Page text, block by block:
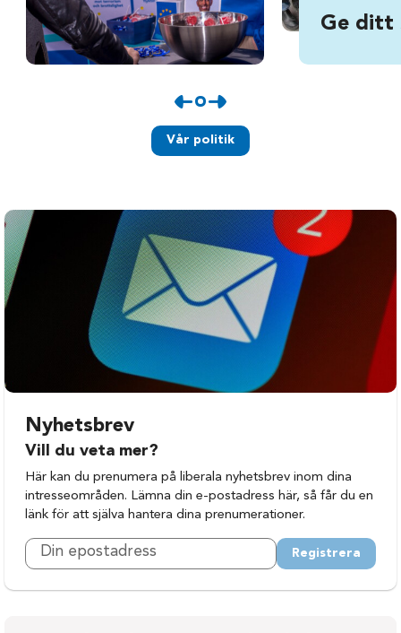
Ge ditt
Vår politik
Nyhetsbrev
Vill du veta mer?
Här kan du prenumera på liberala nyhetsbrev inom dina
intresseområden. Lämna din e-postadress här, så får du en
länk för att själva hantera dina prenumerationer.
Registrera